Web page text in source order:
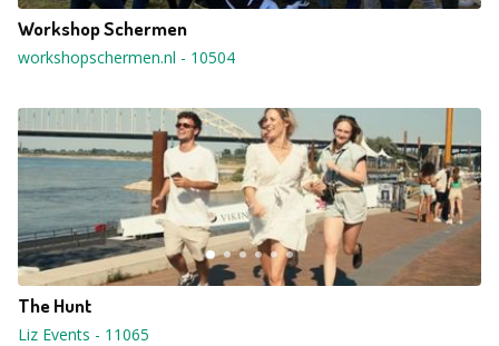
Workshop Schermen
workshopschermen.nl - 10504
The Hunt
Liz Events - 11065